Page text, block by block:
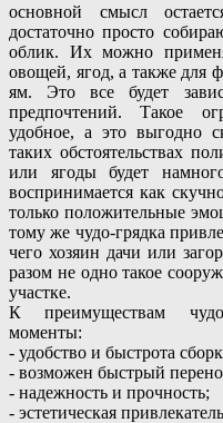
основной смысл
достаточно просто
облик. Их можно
овощей, ягод, а также для
ям. Это все будет
предпочтений. Такое
удобное, а это выгодно
таких обстоятельствах
или ягоды будет
воспринимается как
только положительные
тому же чудо-грядка
чего хозяин дачи или
разом не одно такое
участке.
К преимуществам
моменты:
- удобство и быстрота
- возможен быстрый
- надежность и прочность;
- эстетическая